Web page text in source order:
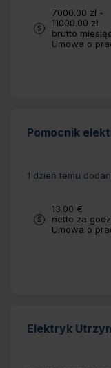
7000.00 zł -
11000.00 zł
brutto
Typ umowy:
Umowa o
Pomocnik
1 dzień temu
13.00 €
netto za
Typ umowy:
Umowa o
Elektryk